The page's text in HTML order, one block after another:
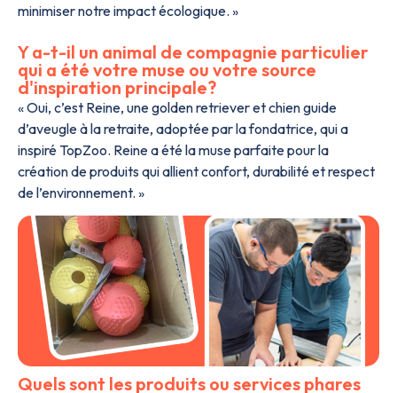
minimiser notre impact écologique. »
Y a-t-il un animal de compagnie particulier
qui a été votre muse ou votre source
d'inspiration principale?
« Oui, c’est Reine, une golden retriever et chien guide
d’aveugle à la retraite, adoptée par la fondatrice, qui a
inspiré TopZoo. Reine a été la muse parfaite pour la
création de produits qui allient confort, durabilité et respect
de l’environnement. »
Quels sont les produits ou services phares